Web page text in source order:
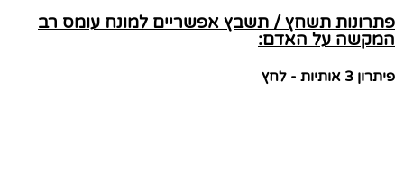
פתרונות תשחץ / תשבץ אפשריים למונח עומס רב
המקשה על האדם:
פיתרון 3 אותיות - לחץ